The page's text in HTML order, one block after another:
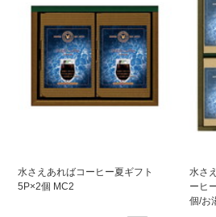
水さえあればコーヒー夏ギフト
5P×2個 MC2
水さ
ーヒ
個/お